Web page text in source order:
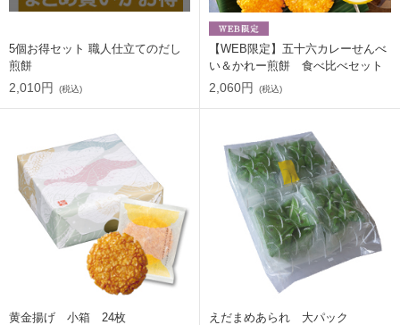
5個お得セット 職人仕立てのだし
煎餅
2,010円 (税込)
【WEB限定】五十六カレーせんべ
い＆かれー煎餅 食べ比べセット
2,060円 (税込)
黄金揚げ 小箱 24枚
えだまめあられ 大パック